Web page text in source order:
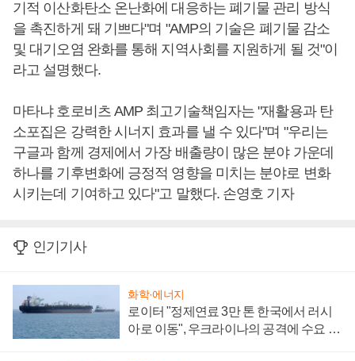
기적 이산화탄소 온난화에 대응하는 폐기물 관리 방식
을 촉진하게 돼 기쁘다"며 "AMP의 기술은 폐기물 감소
및 대기오염 완화를 통해 지역사회를 지원하게 될 것"이
라고 설명했다.
마타냐 호로비츠 AMP 최고기술책임자는 "재활용과 탄
소포집은 강력한 시너지 효과를 낼 수 있다"며 "우리는
구글과 함께 경제에서 가장 배출량이 많은 분야 가운데
하나를 기후변화에 긍정적 영향을 미치는 분야로 변화
시키는데 기여하고 있다"고 말했다. 손영호 기자
인기기사
화학·에너지
로이터 "정제연료 3만 톤 한국에서 러시
아로 이동", 우크라이나의 공격에 수요 늘